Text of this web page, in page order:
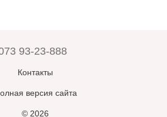
93-23-888
Контакты
версия сайта
© 2026